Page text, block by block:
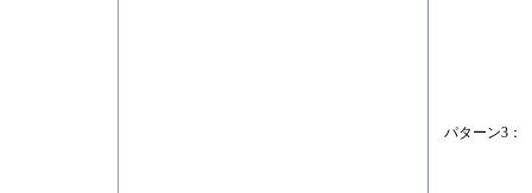
パターン3：